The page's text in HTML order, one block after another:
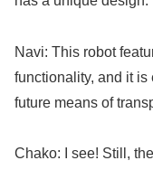
Navi: This robot
functionality, and it is
future means of
Chako: I see! Still,